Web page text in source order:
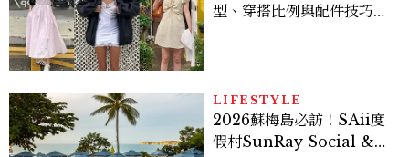
型、穿搭比例與配件技巧一
LIFESTYLE
2026蘇梅島必訪！SAii度
假村SunRay Social &